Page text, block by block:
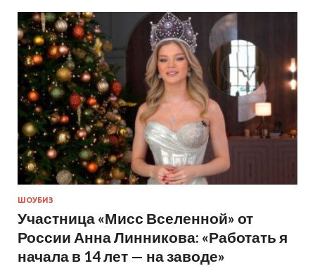
ШОУБИЗ
Участница «Мисс Вселенной» от
России Анна Линникова: «Работать я
начала в 14 лет — на заводе»